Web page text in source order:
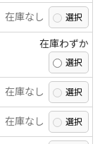
在庫なし
在庫わずか
在庫なし
在庫なし